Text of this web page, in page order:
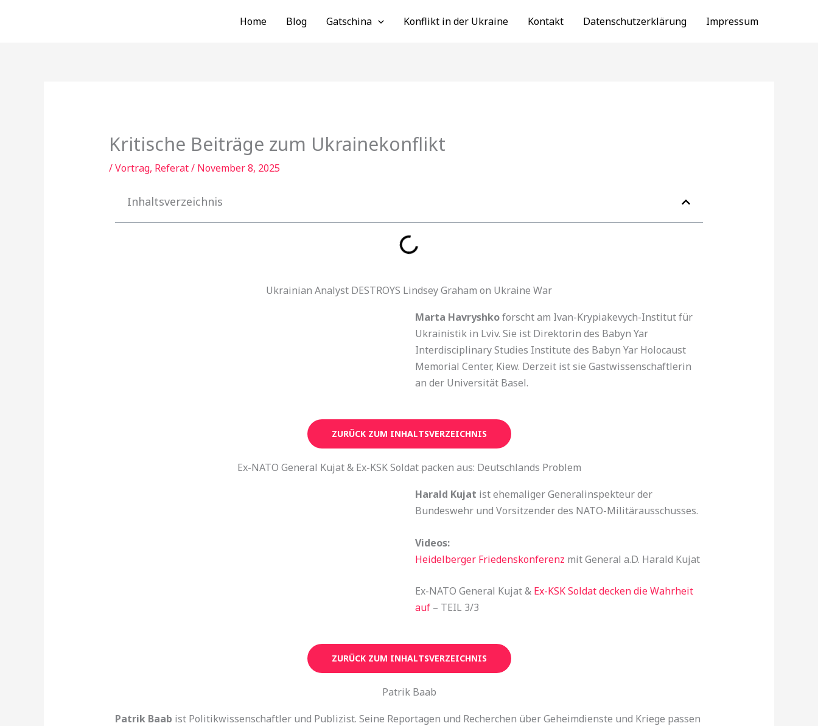
Home Blog Gatschina Konflikt in der Ukraine Kontakt Datenschutzerklärung Impressum
Kritische Beiträge zum Ukrainekonflikt
/Vortrag, Referat/ November 8, 2025
Inhaltsverzeichnis
Ukrainian Analyst DESTROYS Lindsey Graham on Ukraine War
Marta Havryshkoforscht am Ivan-Krypiakevych-Institut für
Ukrainistik in Lviv. Sie ist Direktorin des Babyn Yar
Interdisciplinary Studies Institute des Babyn Yar Holocaust
Memorial Center, Kiew. Derzeit ist sie Gastwissenschaftlerin
an der Universität Basel.
ZURÜCK ZUM INHALTSVERZEICHNIS
Ex-NATO General Kujat & Ex-KSK Soldat packen aus: Deutschlands Problem
Harald Kujat ist ehemaliger Generalinspekteur der
Bundeswehr und Vorsitzender des NATO-Militärausschusses.
Videos:
Heidelberger Friedenskonferenz mit General a.D. Harald Kujat
Ex-NATO General Kujat & Ex-KSK Soldat decken die Wahrheit
auf – TEIL 3/3
ZURÜCK ZUM INHALTSVERZEICHNIS
Patrik Baab
Patrik Baab ist Politikwissenschaftler und Publizist. Seine Reportagen und Recherchen über Geheimdienste und Kriege passen